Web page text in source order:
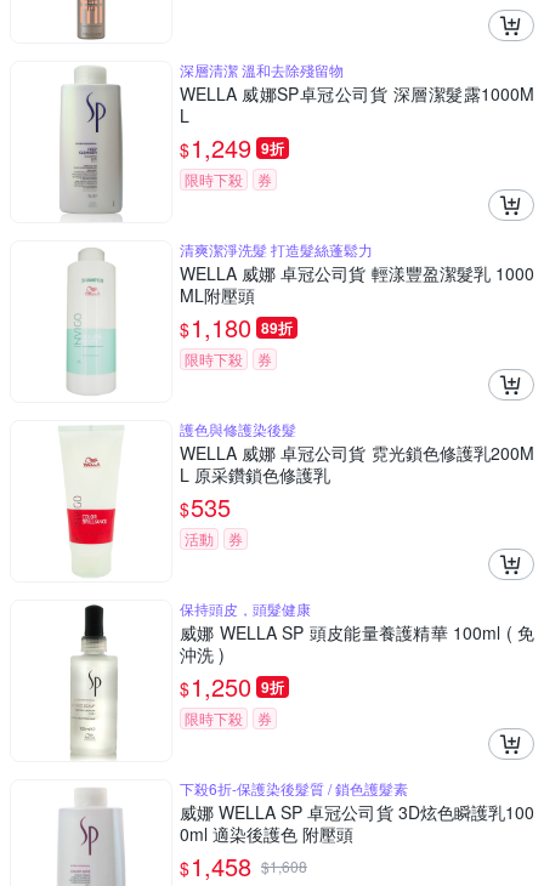
深層清潔 溫和去除殘留物
WELLA 威娜SP卓冠公司貨 深層潔髮露1000M
L
$1,249 9折
限時下殺 券
清爽潔淨洗髮 打造髮絲蓬鬆力
WELLA 威娜 卓冠公司貨 輕漾豐盈潔髮乳 1000
ML附壓頭
$1,180 89折
限時下殺 券
護色與修護染後髮
WELLA 威娜 卓冠公司貨 霓光鎖色修護乳200M
L 原采鑽鎖色修護乳
$535
活動 券
保持頭皮，頭髮健康
威娜 WELLA SP 頭皮能量養護精華 100ml ( 免
沖洗 )
$1,250 9折
限時下殺 券
下殺6折-保護染後髮質 / 鎖色護髮素
威娜 WELLA SP 卓冠公司貨 3D炫色瞬護乳100
0ml 適染後護色 附壓頭
$1,458 $1,608